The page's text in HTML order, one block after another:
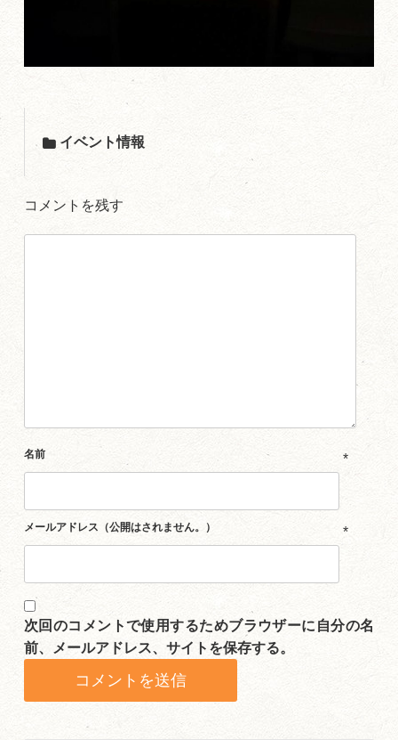
イベント情報
コメントを残す
名前 *
メールアドレス（公開はされません。） *
次回のコメントで使用するためブラウザーに自分の名
前、メールアドレス、サイトを保存する。